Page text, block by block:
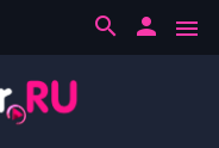
menu
person
search